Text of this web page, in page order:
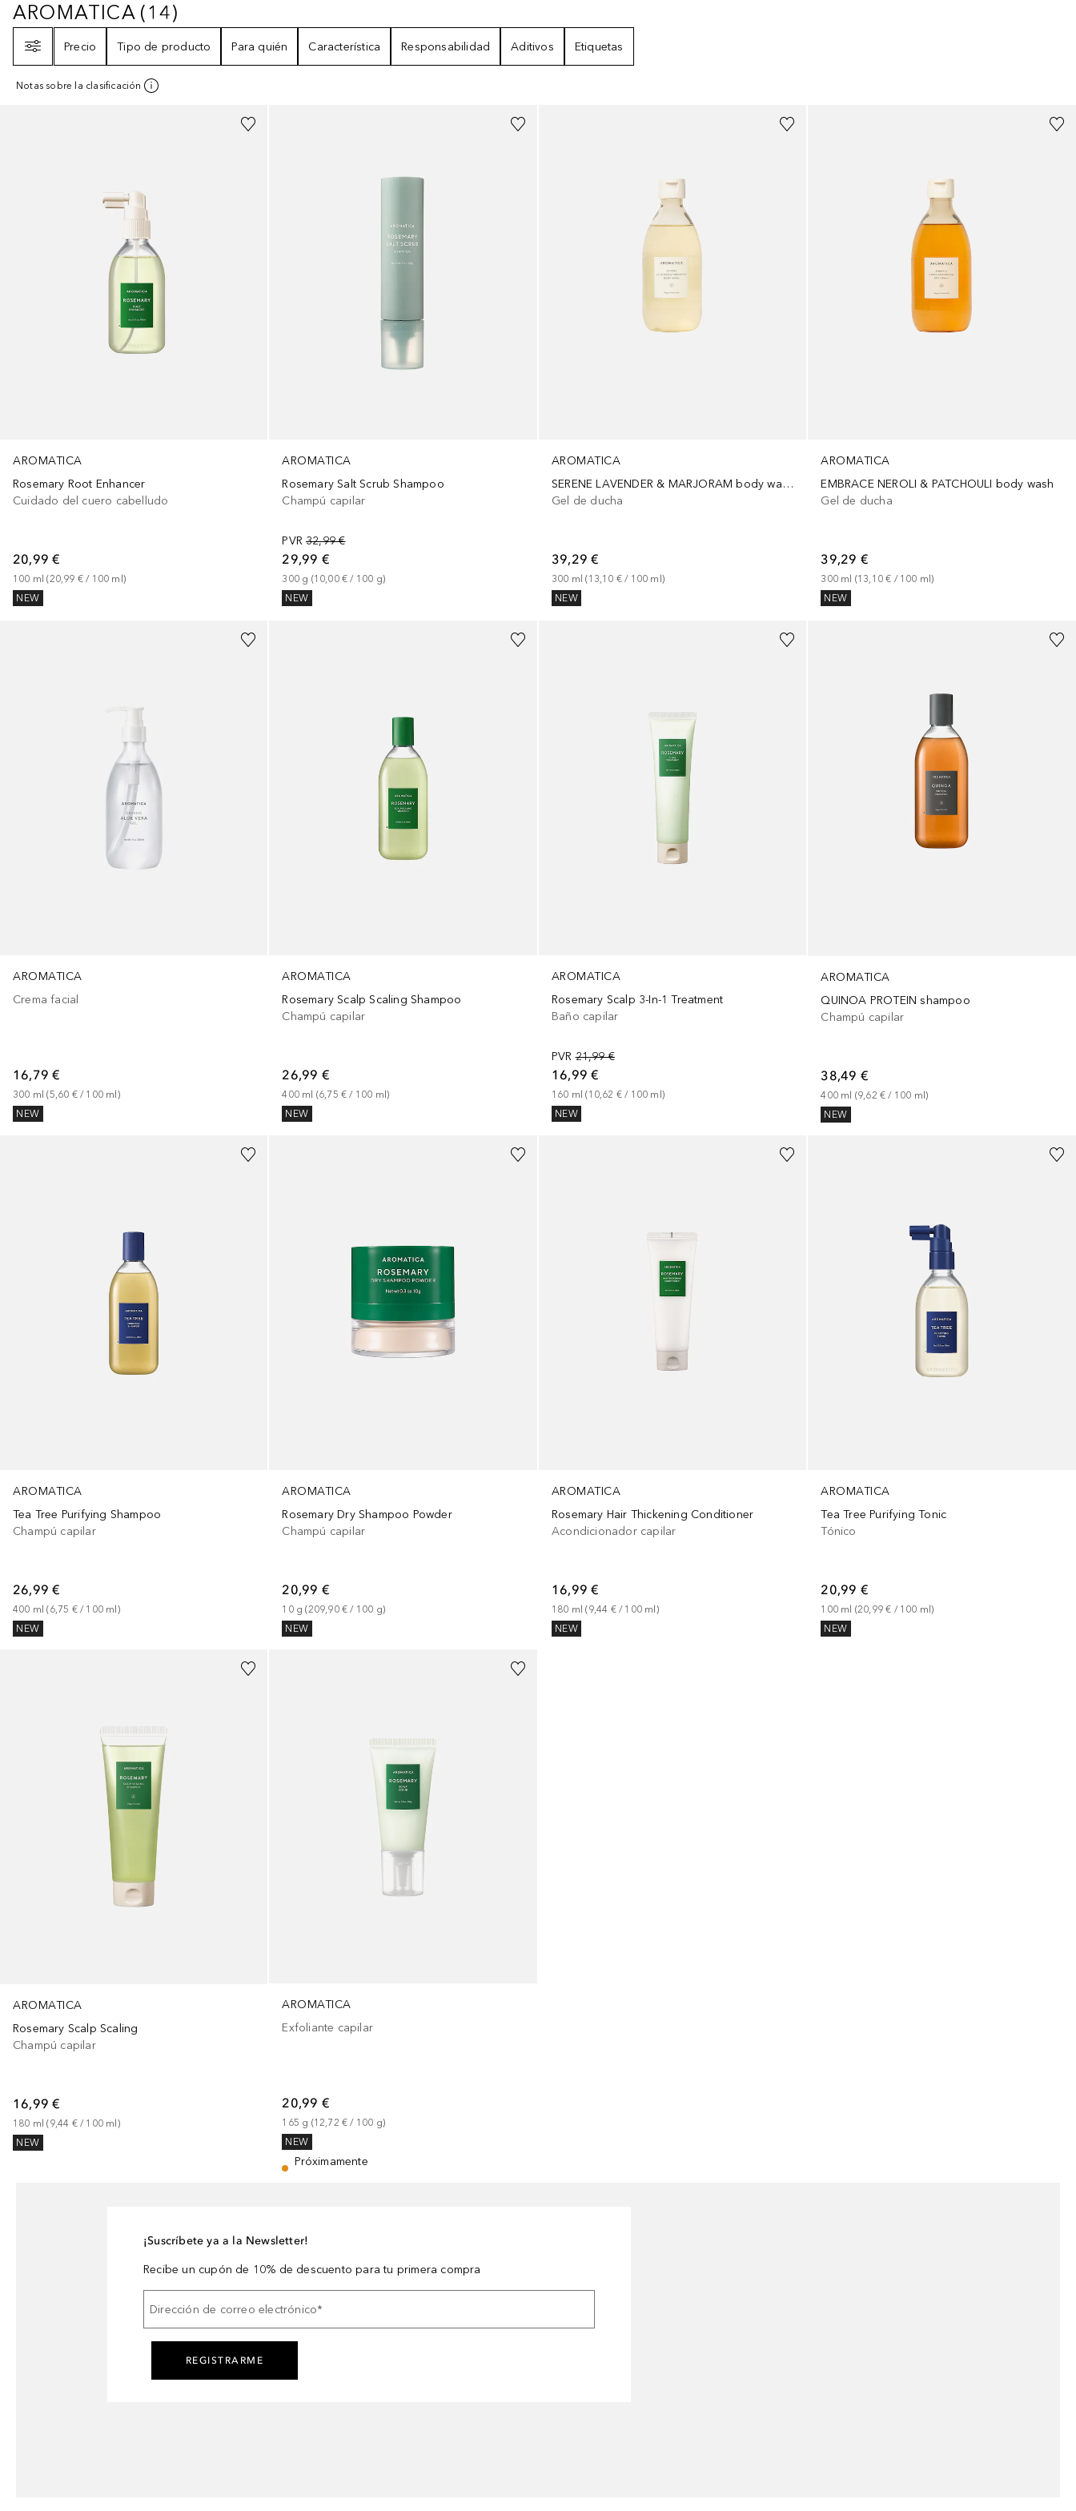
AROMATICA14
AROMATICA (14)
Precio
Tipo de producto Para quién Característica Responsabilidad Aditivos Etiquetas
Notas sobre la clasificación
AROMATICA
Rosemary Root Enhancer
Cuidado del cuero cabelludo
20,99 €
100 ml (20,99 € / 100 ml)
NEW
AROMATICA
Rosemary Salt Scrub Shampoo
Champú capilar
PVR 32,99 €
29,99 €
300 g (10,00 € / 100 g)
NEW
AROMATICA
SERENE LAVENDER & MARJORAM body wash
Gel de ducha
39,29 €
300 ml (13,10 € / 100 ml )
NEW
AROMATICA
EMBRACE NEROLI & PATCHOULI body wash
Gel de ducha
39,29 €
300 ml (13,10 € / 100 ml)
NEW
AROMATICA
Crema facial
16,79 €
300 ml (5,60 € / 100 ml )
NEW
AROMATICA
Rosemary Scalp Scaling Shampoo
Champú capilar
26,99 €
400 ml (6,75 € / 100 ml)
NEW
AROMATICA
Rosemary Scalp 3-In-1 Treatment
Baño capilar
PVR 21,99 €
16,99 €
160 ml (10,62 € / 100 ml )
NEW
AROMATICA
QUINOA PROTEIN shampoo
Champú capilar
38,49 €
400 ml (9,62 € / 100 ml)
NEW
AROMATICA
Tea Tree Purifying Shampoo
Champú capilar
26,99 €
400 ml (6,75 € / 100 ml)
NEW
AROMATICA
Rosemary Dry Shampoo Powder
Champú capilar
20,99 €
10 g (209,90 € / 100 g)
NEW
AROMATICA
Rosemary Hair Thickening Conditioner
Acondicionador capilar
16,99 €
180 ml (9,44 € / 100 ml)
NEW
AROMATICA
Tea Tree Purifying Tonic
Tónico
20,99 €
100 ml (20,99 € / 100 ml)
NEW
AROMATICA
Rosemary Scalp Scaling
Champú capilar
16,99 €
180 ml (9,44 € / 100 ml)
NEW
AROMATICA
Exfoliante capilar
20,99 €
165 g (12,72 € / 100 g)
NEW
Próximamente
¡Suscríbete ya a la Newsletter!
Recibe un cupón de 10% de descuento para tu primera compra
Dirección de correo electrónico*
REGISTRARME